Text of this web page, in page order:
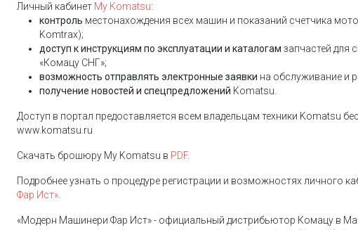
Личный кабинет My Komatsu:
контроль местонахождения всех машин и показаний счетчика
Komtrax);
доступ к инструкциям по эксплуатации и каталогам запчастей для
«Комацу СНГ»;
возможность отправлять электронные заявки на обслуживание и
получение новостей и спецпредложений Komatsu.
Доступ в портал предоставляется всем владельцам техники Komatsu
www.komatsu.ru
Скачать брошюру My Komatsu в PDF.
Подробнее узнать о процедуре регистрации и возможностях личного
Фар Ист»
«Модерн Машинери Фар Ист» - официальный дистрибьютор Комацу в